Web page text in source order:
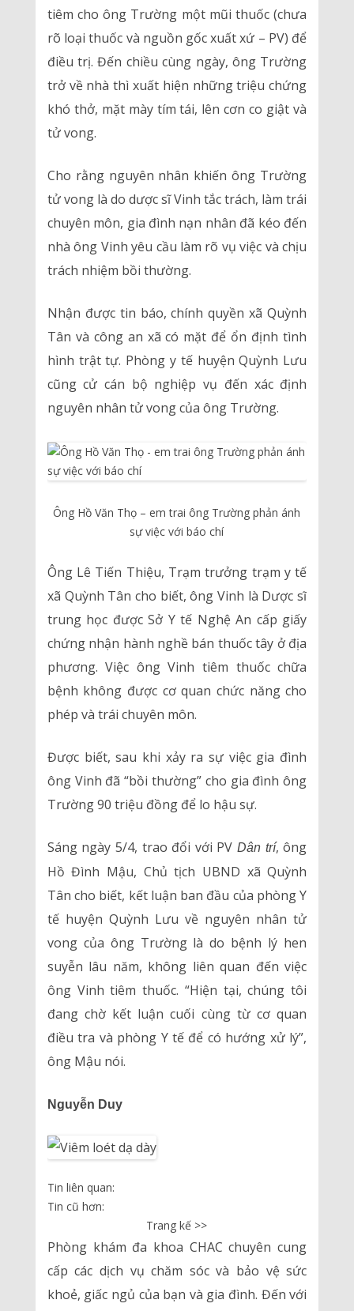
tiêm cho ông Trường một mũi thuốc (chưa
rõ loại thuốc và nguồn gốc xuất xứ – PV) để
điều trị. Đến chiều cùng ngày, ông Trường
trở về nhà thì xuất hiện những triệu chứng
khó thở, mặt mày tím tái, lên cơn co giật và
tử vong.
Cho rằng nguyên nhân khiến ông Trường
tử vong là do dược sĩ Vinh tắc trách, làm trái
chuyên môn, gia đình nạn nhân đã kéo đến
nhà ông Vinh yêu cầu làm rõ vụ việc và chịu
trách nhiệm bồi thường.
Nhận được tin báo, chính quyền xã Quỳnh
Tân và công an xã có mặt để ổn định tình
hình trật tự. Phòng y tế huyện Quỳnh Lưu
cũng cử cán bộ nghiệp vụ đến xác định
nguyên nhân tử vong của ông Trường.
Ông Hồ Văn Thọ – em trai ông Trường phản ánh
sự việc với báo chí
Ông Lê Tiến Thiệu, Trạm trưởng trạm y tế
xã Quỳnh Tân cho biết, ông Vinh là Dược sĩ
trung học được Sở Y tế Nghệ An cấp giấy
chứng nhận hành nghề bán thuốc tây ở địa
phương. Việc ông Vinh tiêm thuốc chữa
bệnh không được cơ quan chức năng cho
phép và trái chuyên môn.
Được biết, sau khi xảy ra sự việc gia đình
ông Vinh đã “bồi thường” cho gia đình ông
Trường 90 triệu đồng để lo hậu sự.
Sáng ngày 5/4, trao đổi với PV Dân trí, ông
Hồ Đình Mậu, Chủ tịch UBND xã Quỳnh
Tân cho biết, kết luận ban đầu của phòng Y
tế huyện Quỳnh Lưu về nguyên nhân tử
vong của ông Trường là do bệnh lý hen
suyễn lâu năm, không liên quan đến việc
ông Vinh tiêm thuốc. “Hiện tại, chúng tôi
đang chờ kết luận cuối cùng từ cơ quan
điều tra và phòng Y tế để có hướng xử lý”,
ông Mậu nói.
Nguyễn Duy
Tin liên quan:
Tin cũ hơn:
Trang kế >>
Phòng khám đa khoa CHAC chuyên cung
cấp các dịch vụ chăm sóc và bảo vệ sức
khoẻ, giấc ngủ của bạn và gia đình. Đến với